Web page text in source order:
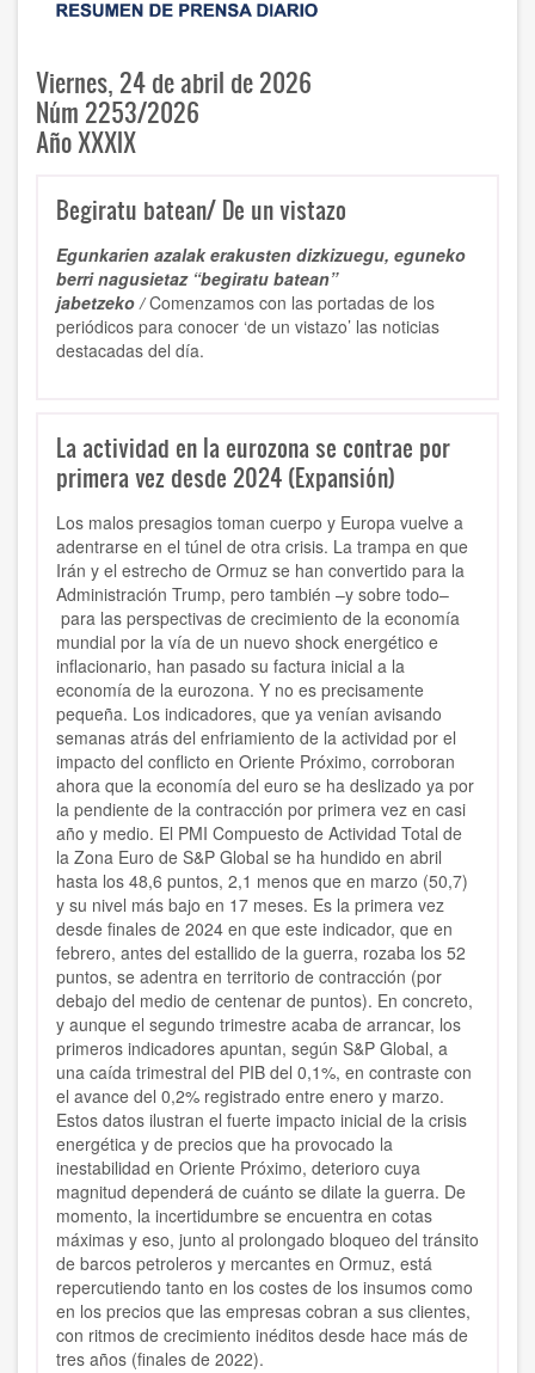
Viernes, 24 de abril de 2026
Núm 2253/2026
Año XXXIX
Begiratu batean/ De un vistazo
Egunkarien azalak erakusten dizkizuegu, eguneko
berri nagusietaz “begiratu batean”
jabetzeko /Comenzamos con las portadas de los
periódicos para conocer ‘de un vistazo’ las noticias
destacadas del día.
La actividad en la eurozona se contrae por
primera vez desde 2024 (Expansión)
Los malos presagios toman cuerpo y Europa vuelve a
adentrarse en el túnel de otra crisis. La trampa en que
Irán y el estrecho de Ormuz se han convertido para la
Administración Trump, pero también –y sobre todo–
para las perspectivas de crecimiento de la economía
mundial por la vía de un nuevo shock energético e
inflacionario, han pasado su factura inicial a la
economía de la eurozona. Y no es precisamente
pequeña. Los indicadores, que ya venían avisando
semanas atrás del enfriamiento de la actividad por el
impacto del conflicto en Oriente Próximo, corroboran
ahora que la economía del euro se ha deslizado ya por
la pendiente de la contracción por primera vez en casi
año y medio. El PMI Compuesto de Actividad Total de
la Zona Euro de S&P Global se ha hundido en abril
hasta los 48,6 puntos, 2,1 menos que en marzo (50,7)
y su nivel más bajo en 17 meses. Es la primera vez
desde finales de 2024 en que este indicador, que en
febrero, antes del estallido de la guerra, rozaba los 52
puntos, se adentra en territorio de contracción (por
debajo del medio de centenar de puntos). En concreto,
y aunque el segundo trimestre acaba de arrancar, los
primeros indicadores apuntan, según S&P Global, a
una caída trimestral del PIB del 0,1%, en contraste con
el avance del 0,2% registrado entre enero y marzo.
Estos datos ilustran el fuerte impacto inicial de la crisis
energética y de precios que ha provocado la
inestabilidad en Oriente Próximo, deterioro cuya
magnitud dependerá de cuánto se dilate la guerra. De
momento, la incertidumbre se encuentra en cotas
máximas y eso, junto al prolongado bloqueo del tránsito
de barcos petroleros y mercantes en Ormuz, está
repercutiendo tanto en los costes de los insumos como
en los precios que las empresas cobran a sus clientes,
con ritmos de crecimiento inéditos desde hace más de
tres años (finales de 2022).